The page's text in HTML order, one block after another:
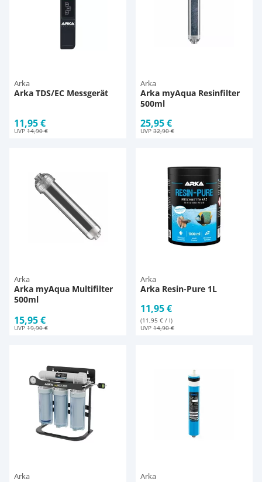
Arka
Arka TDS/EC Messgerät
11,95 €
UVP 14,90 €
Arka
Arka myAqua Resinfilter
500ml
25,95 €
UVP 32,90 €
Arka
Arka myAqua Multifilter
500ml
15,95 €
UVP 19,90 €
Arka
Arka Resin-Pure 1L
11,95 €
(11,95 € / l)
UVP 14,90 €
Arka Arka